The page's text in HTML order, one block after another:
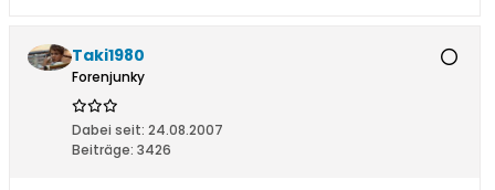
Taki1980
Forenjunky
Dabei seit: 24.08.2007
Beiträge: 3426